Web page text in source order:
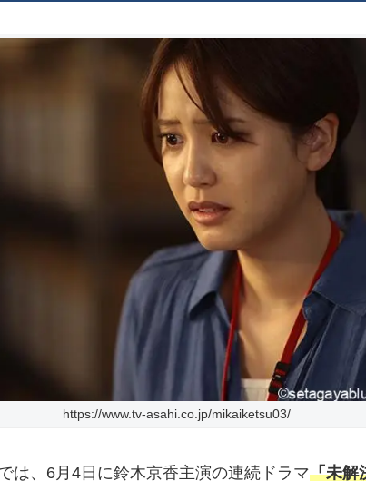
https://www.tv-asahi.co.jp/mikaiketsu03/
は、6月4日に鈴木京香主演の連続ドラマ「未解